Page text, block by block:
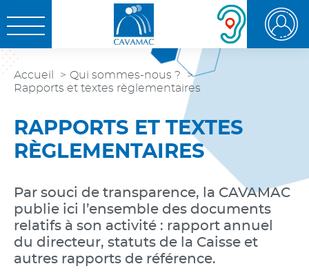
contenu
Aller au
menu
Aller à la
recherche
OUVRIR LE MENU
Accueil
Qui sommes-nous ?
Rapports et textes règlementaires
RAPPORTS ET TEXTES
RÈGLEMENTAIRES
Par souci de transparence, la CAVAMAC
publie ici l’ensemble des documents
relatifs à son activité : rapport annuel
du directeur, statuts de la Caisse et
autres rapports de référence.